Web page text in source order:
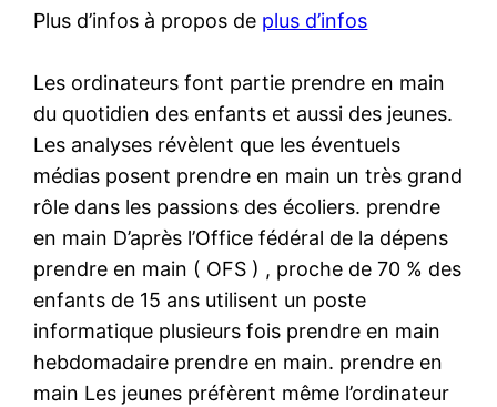
Plus d’infos à propos de plus d’infos
Les ordinateurs font partie prendre en main
du quotidien des enfants et aussi des jeunes.
Les analyses révèlent que les éventuels
médias posent prendre en main un très grand
rôle dans les passions des écoliers. prendre
en main D’après l’Office fédéral de la dépens
prendre en main ( OFS ) , proche de 70 % des
enfants de 15 ans utilisent un poste
informatique plusieurs fois prendre en main
hebdomadaire prendre en main. prendre en
main Les jeunes préfèrent même l’ordinateur